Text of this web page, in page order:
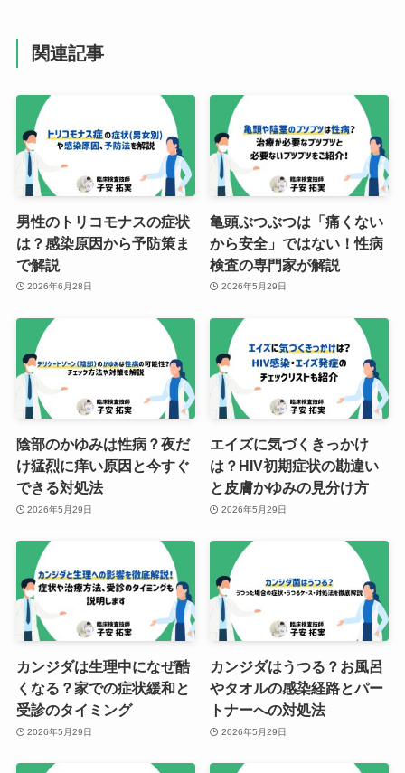
関連記事
男性のトリコモナスの症状
は？感染原因から予防策ま
で解説
2026年6月28日
亀頭ぶつぶつは「痛くない
から安全」ではない！性病
検査の専門家が解説
2026年5月29日
陰部のかゆみは性病？夜だ
け猛烈に痒い原因と今すぐ
できる対処法
2026年5月29日
エイズに気づくきっかけ
は？HIV初期症状の勘違い
と皮膚かゆみの見分け方
2026年5月29日
カンジダは生理中になぜ酷
くなる？家での症状緩和と
受診のタイミング
2026年5月29日
カンジダはうつる？お風呂
やタオルの感染経路とパー
トナーへの対処法
2026年5月29日